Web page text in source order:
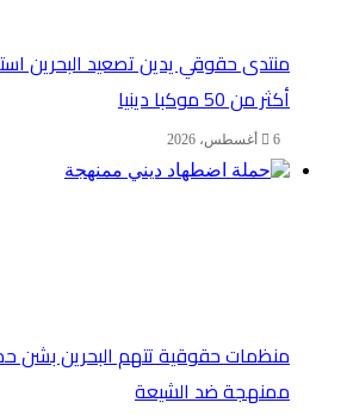
منتدى حقوقي يدين تصعيد البحرين
أكثر من 50 موكبا دينيا
6 أغسطس، 2026
منظمات حقوقية تتهم البحرين بشن
ممنهجة ضد الشيعة